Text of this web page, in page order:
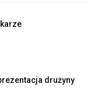
drużyny